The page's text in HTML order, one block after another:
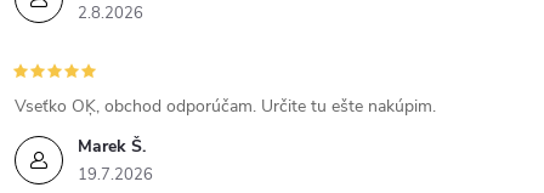
2.8.2026
Marek Š.
19.7.2026
Vseťko OĶ, obchod odporúčam. Určite tu ešte nakúpim.